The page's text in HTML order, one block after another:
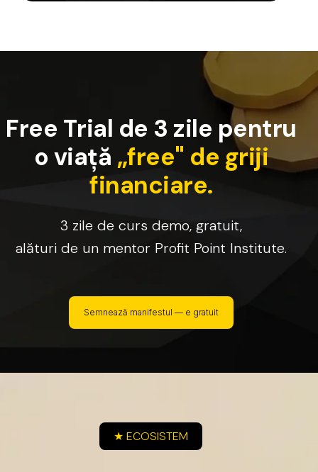
Free Trial de 3 zile pentru
o viață „free" de griji
financiare.
3 zile de curs demo, gratuit,
alături de un mentor Profit Point Institute.
Semnează manifestul — e gratuit
★ ECOSISTEM